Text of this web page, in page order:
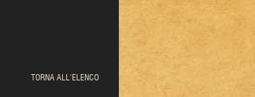
TORNA ALL'ELENCO